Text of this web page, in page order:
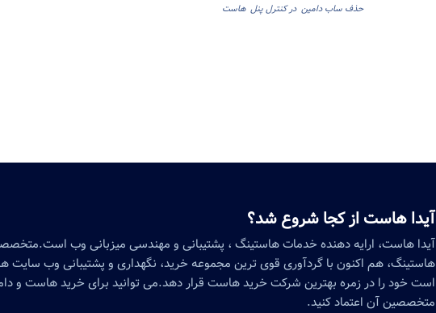
حذف ساب دامین در کنترل پنل هاست
آیدا هاست از کجا شروع شد؟
آیدا هاست، ارایه دهنده خدمات هاستینگ ، پشتیبانی و مهندسی میزبانی وب
هاستینگ، هم اکنون با گردآوری قوی ترین مجموعه خرید، نگهداری و پشتیبانی وب سایت
است خود را در زمره بهترین شرکت خرید هاست قرار دهد.می توانید برای خرید هاست و
متخصصین آن اعتماد کنید.